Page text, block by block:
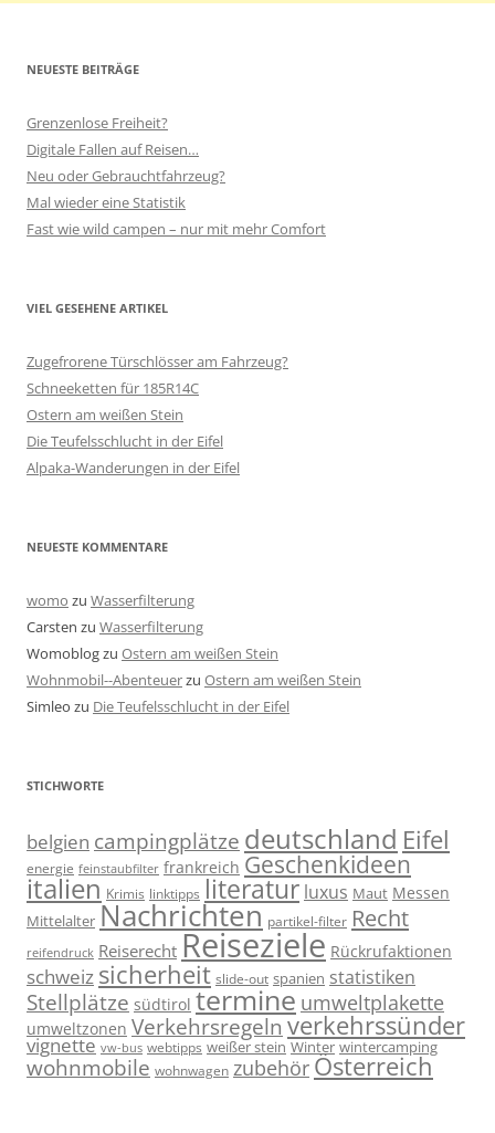
NEUESTE BEITRÄGE
Grenzenlose Freiheit?
Digitale Fallen auf Reisen…
Neu oder Gebrauchtfahrzeug?
Mal wieder eine Statistik
Fast wie wild campen – nur mit mehr Comfort
VIEL GESEHENE ARTIKEL
Zugefrorene Türschlösser am Fahrzeug?
Schneeketten für 185R14C
Ostern am weißen Stein
Die Teufelsschlucht in der Eifel
Alpaka-Wanderungen in der Eifel
NEUESTE KOMMENTARE
womo zu Wasserfilterung
Carsten zu Wasserfilterung
Womoblogzu Ostern am weißen Stein
Wohnmobil--Abenteuerzu Ostern am weißen Stein
Simleo zu Die Teufelsschlucht in der Eifel
STICHWORTE
belgien campingplätze deutschland Eifel
energie feinstaubfilter frankreich Geschenkideen
italien Krimis linktipps literatur luxus Maut Messen
Mittelalter Nachrichten partikel-filter Recht
reifendruck Reiserecht Reiseziele Rückrufaktionen
schweiz sicherheit slide-out spanien statistiken
Stellplätze südtirol termine umweltplakette
umweltzonen Verkehrsregeln verkehrssünder
vignette vw-bus webtipps weißer stein Winter wintercamping
wohnmobile wohnwagen zubehör Österreich